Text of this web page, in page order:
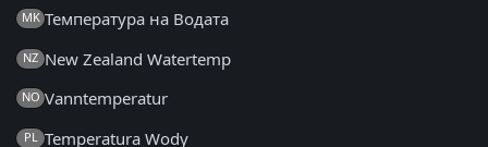
MK Температура на Водата
NZ New Zealand Watertemp
NO Vanntemperatur
PL Temperatura Wody